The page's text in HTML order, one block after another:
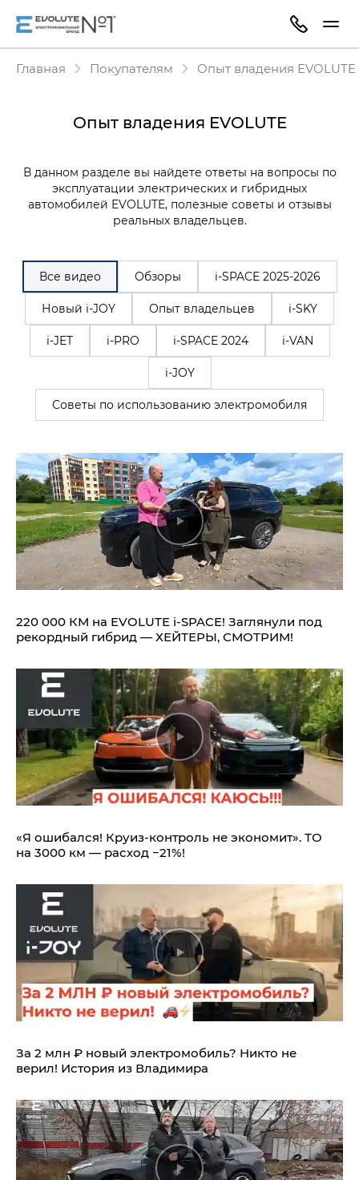
Главная Покупателям Опыт владения EVOLUTE
Опыт владения EVOLUTE
В данном разделе вы найдете ответы на вопросы по
эксплуатации электрических и гибридных
автомобилей EVOLUTE, полезные советы и отзывы
реальных владельцев.
Все видео Обзоры i‑SPACE 2025-2026
Новый i-JOY Опыт владельцев i-SKY
i-JET i-PRO i-SPACE 2024 i-VAN
i-JOY
Советы по использованию электромобиля
220 000 КМ на EVOLUTE i‑SPACE! Заглянули под
рекордный гибрид — ХЕЙТЕРЫ, СМОТРИМ!
«Я ошибался! Круиз-контроль не экономит». ТО
на 3000 км — расход −21%!
За 2 млн ₽ новый электромобиль? Никто не
верил! История из Владимира